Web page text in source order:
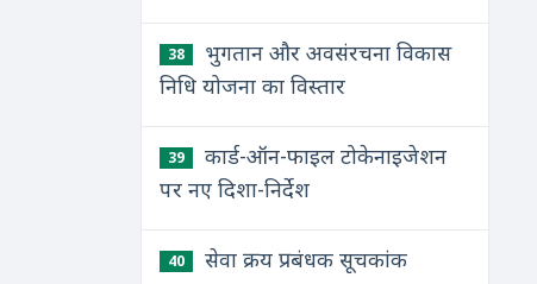
38
भुगतान और अवसंरचना विकास
निधि योजना का विस्तार
39
कार्ड-ऑन-फाइल टोकेनाइजेशन
पर नए दिशा-निर्देश
40 सेवा क्रय प्रबंधक सूचकांक